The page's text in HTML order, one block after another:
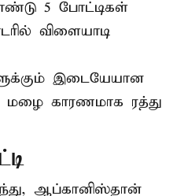
5 போட்டிகள்
விளையாடி
இடையேயான
மழை காரணமாக ரத்து
ஆப்கானிஸ்தான்